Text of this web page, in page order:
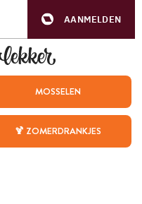
AANMELDEN
MOSSELEN
🍹 ZOMERDRANKJES